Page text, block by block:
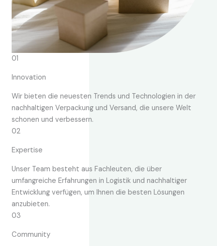
01
Innovation
Wir bieten die neuesten Trends und Technologien in der
nachhaltigen Verpackung und Versand, die unsere Welt
schonen und verbessern.
02
Expertise
Unser Team besteht aus Fachleuten, die über
umfangreiche Erfahrungen in Logistik und nachhaltiger
Entwicklung verfügen, um Ihnen die besten Lösungen
anzubieten.
03
Community